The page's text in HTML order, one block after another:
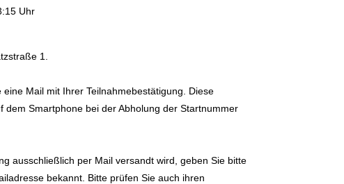
Uhr
1.
Mail mit Ihrer Teilnahmebestätigung. Diese
dem Smartphone bei der Abholung der Startnummer
ausschließlich per Mail versandt wird, geben Sie bitte
bekannt. Bitte prüfen Sie auch ihren